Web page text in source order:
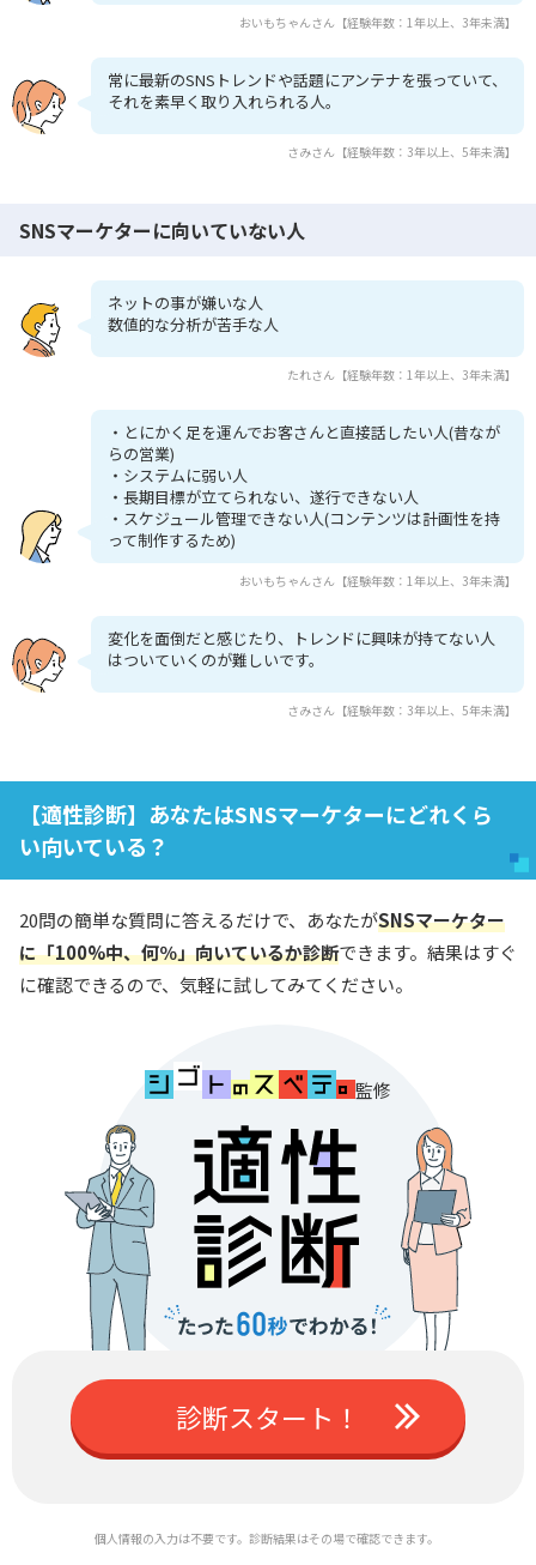
おいもちゃんさん【経験年数：1年以上、3年未満】
常に最新のSNSトレンドや話題にアンテナを張っていて、
それを素早く取り入れられる人。
さみさん【経験年数：3年以上、5年未満】
SNSマーケターに向いていない人
ネットの事が嫌いな人
数値的な分析が苦手な人
たれさん【経験年数：1年以上、3年未満】
・とにかく足を運んでお客さんと直接話したい人(昔なが
らの営業)
・システムに弱い人
・長期目標が立てられない、遂行できない人
・スケジュール管理できない人(コンテンツは計画性を持
って制作するため)
おいもちゃんさん【経験年数：1年以上、3年未満】
変化を面倒だと感じたり、トレンドに興味が持てない人
はついていくのが難しいです。
さみさん【経験年数：3年以上、5年未満】
【適性診断】あなたはSNSマーケターにどれくら
い向いている？
20問の簡単な質問に答えるだけで、あなたがSNSマーケター
に「100%中、何％」向いているか診断できます。結果はすぐ
に確認できるので、気軽に試してみてください。
監修
診断スタート！
個人情報の入力は不要です。診断結果はその場で確認できます。